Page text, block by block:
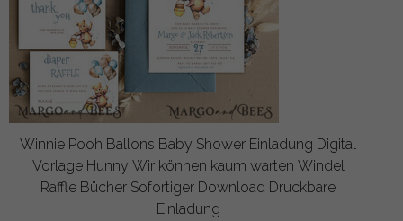
Winnie Pooh Ballons Baby Shower Einladung Digital
Vorlage Hunny Wir können kaum warten Windel
Raffle Bücher Sofortiger Download Druckbare
Einladung